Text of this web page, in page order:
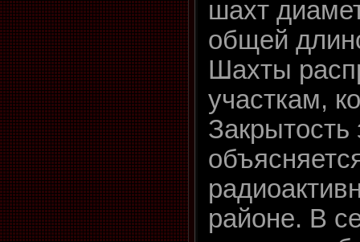
шахт
общей
Шахты
участкам,
Закрытость
районе. В